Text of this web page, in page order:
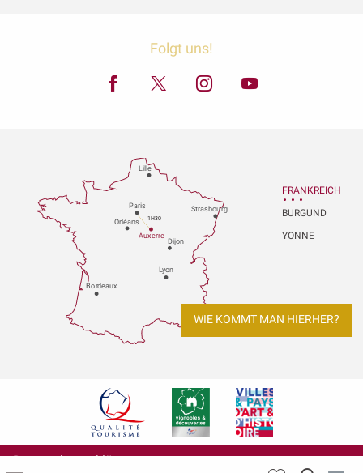
Folgt uns!
Paris
Dijon
Orléans
Bordeaux
Lyon
Auxerre
Strasbourg
Lille
1H30
FRANKREICH
BURGUND
YONNE
WIE KOMMT MAN HIERHER?
Datenschutzerklärung